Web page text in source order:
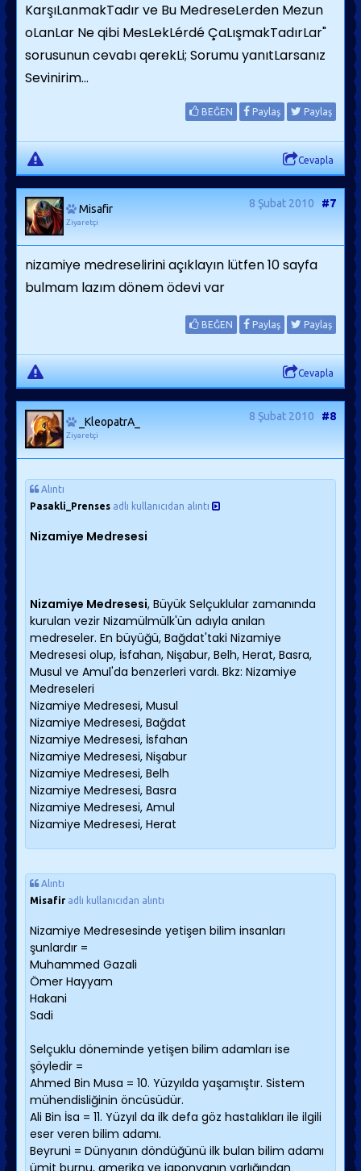
KarşıLanmakTadır ve Bu MedreseLerden Mezun
oLanLar Ne qibi MesLekLérdé ÇaLışmakTadırLar"
sorusunun cevabı qerekLi; Sorumu yanıtLarsanız
Sevinirim...
BEĞEN Paylaş Paylaş
Cevapla
Misafir
Ziyaretçi
8 Şubat 2010 #7
nizamiye medreselirini açıklayın lütfen 10 sayfa
bulmam lazım dönem ödevi var
BEĞEN Paylaş Paylaş
Cevapla
_KleopatrA_
Ziyaretçi
8 Şubat 2010 #8
Alıntı
Pasakli_Prenses adlı kullanıcıdan alıntı
Nizamiye Medresesi
Nizamiye Medresesi, Büyük Selçuklular zamanında
kurulan vezir Nizamülmülk'ün adıyla anılan
medreseler. En büyüğü, Bağdat'taki Nizamiye
Medresesi olup, İsfahan, Nişabur, Belh, Herat, Basra,
Musul ve Amul'da benzerleri vardı. Bkz: Nizamiye
Medreseleri
Nizamiye Medresesi, Musul
Nizamiye Medresesi, Bağdat
Nizamiye Medresesi, İsfahan
Nizamiye Medresesi, Nişabur
Nizamiye Medresesi, Belh
Nizamiye Medresesi, Basra
Nizamiye Medresesi, Amul
Nizamiye Medresesi, Herat
Alıntı
Misafir adlı kullanıcıdan alıntı
Nizamiye Medresesinde yetişen bilim insanları
şunlardır =
Muhammed Gazali
Ömer Hayyam
Hakani
Sadi
Selçuklu döneminde yetişen bilim adamları ise
şöyledir =
Ahmed Bin Musa = 10. Yüzyılda yaşamıştır. Sistem
mühendisliğinin öncüsüdür.
Ali Bin İsa = 11. Yüzyıl da ilk defa göz hastalıkları ile ilgili
eser veren bilim adamı.
Beyruni = Dünyanın döndüğünü ilk bulan bilim adamı
ümit burnu, amerika ve japonyanın varlığından